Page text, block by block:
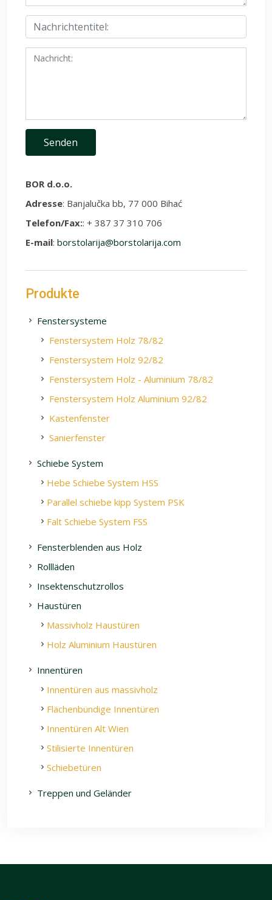
BOR d.o.o.
Adresse: Banjalučka bb, 77 000 Bihać
Telefon/Fax:: + 387 37 310 706
E-mail: borstolarija@borstolarija.com
Produkte
Fenstersysteme
Fenstersystem Holz 78/82
Fenstersystem Holz 92/82
Fenstersystem Holz - Aluminium 78/82
Fenstersystem Holz Aluminium 92/82
Kastenfenster
Sanierfenster
Schiebe System
Hebe Schiebe System HSS
Parallel schiebe kipp System PSK
Falt Schiebe System FSS
Fensterblenden aus Holz
Rollläden
Insektenschutzrollos
Haustüren
Massivholz Haustüren
Holz Aluminium Haustüren
Innentüren
Innentüren aus massivholz
Flächenbündige Innentüren
Innentüren Alt Wien
Stilisierte Innentüren
Schiebetüren
Treppen und Geländer